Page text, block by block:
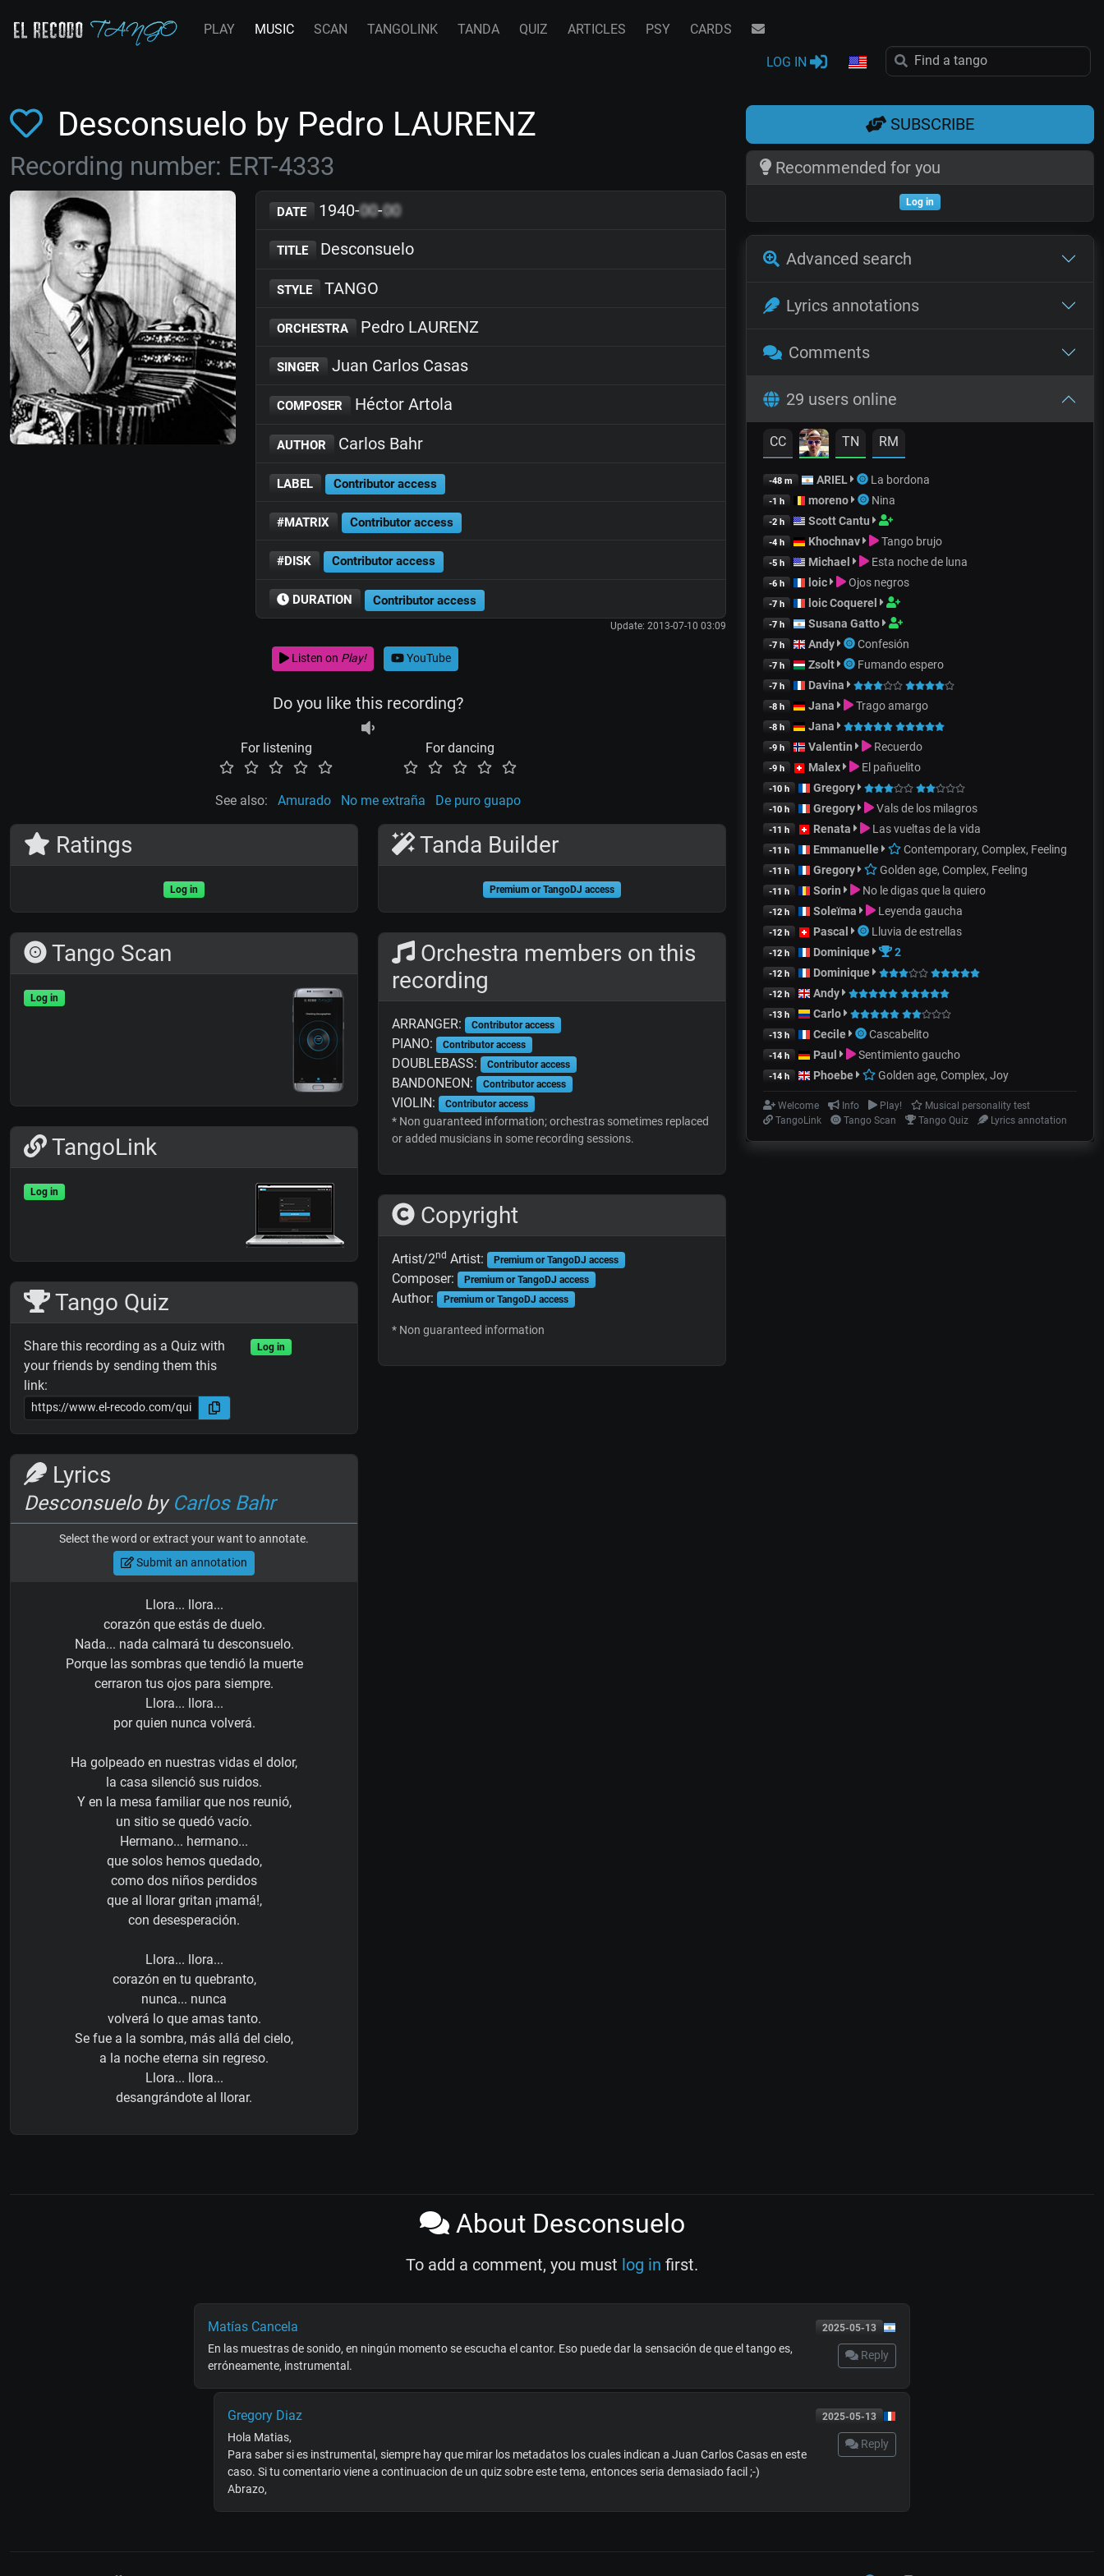
PLAY MUSIC SCAN TANGOLINK TANDA QUIZ ARTICLES PSY CARDS
LOG IN
Desconsuelo by Pedro LAURENZ
Recording number: ERT-4333
DATE 1940-00-00
TITLE Desconsuelo
STYLE TANGO
ORCHESTRA Pedro LAURENZ
SINGER Juan Carlos Casas
COMPOSER Héctor Artola
AUTHOR Carlos Bahr
LABEL Contributor access
#MATRIX Contributor access
#DISK Contributor access
DURATION Contributor access
Update: 2013-07-10 03:09
Listen on Play! YouTube
Do you like this recording?
For listening For dancing
See also: Amurado No me extraña De puro guapo
Ratings
Log in
Tango Scan
Log in
TangoLink
Log in
Tango Quiz
Share this recording as a Quiz with
your friends by sending them this
link:
Log in
Lyrics
Desconsuelo by Carlos Bahr
Select the word or extract your want to annotate.
Submit an annotation
Llora... llora...
corazón que estás de duelo.
Nada... nada calmará tu desconsuelo.
Porque las sombras que tendió la muerte
cerraron tus ojos para siempre.
Llora... llora...
por quien nunca volverá.
Ha golpeado en nuestras vidas el dolor,
la casa silenció sus ruidos.
Y en la mesa familiar que nos reunió,
un sitio se quedó vacío.
Hermano... hermano...
que solos hemos quedado,
como dos niños perdidos
que al llorar gritan ¡mamá!,
con desesperación.
Llora... llora...
corazón en tu quebranto,
nunca... nunca
volverá lo que amas tanto.
Se fue a la sombra, más allá del cielo,
a la noche eterna sin regreso.
Llora... llora...
desangrándote al llorar.
Tanda Builder
Premium or TangoDJ access
Orchestra members on this
recording
ARRANGER: Contributor access
PIANO: Contributor access
DOUBLEBASS: Contributor access
BANDONEON: Contributor access
VIOLIN: Contributor access
* Non guaranteed information; orchestras sometimes replaced
or added musicians in some recording sessions.
Copyright
Artist/2nd Artist: Premium or TangoDJ access
Composer: Premium or TangoDJ access
Author: Premium or TangoDJ access
* Non guaranteed information
SUBSCRIBE
Recommended for you
Log in
Advanced search
Lyrics annotations
Comments
29 users online
CC TN RM
-48 m ARIEL La bordona
-1 h moreno Nina
-2 h Scott Cantu
-4 h Khochnav Tango brujo
-5 h Michael Esta noche de luna
-6 h loic Ojos negros
-7 h loic Coquerel
-7 h Susana Gatto
-7 h Andy Confesión
-7 h Zsolt Fumando espero
-7 h Davina
-8 h Jana Trago amargo
-8 h Jana
-9 h Valentin Recuerdo
-9 h Malex El pañuelito
-10 h Gregory
-10 h Gregory Vals de los milagros
-11 h Renata Las vueltas de la vida
-11 h Emmanuelle Contemporary, Complex, Feeling
-11 h Gregory Golden age, Complex, Feeling
-11 h Sorin No le digas que la quiero
-12 h Soleïma Leyenda gaucha
-12 h Pascal Lluvia de estrellas
-12 h Dominique 2
-12 h Dominique
-12 h Andy
-13 h Carlo
-13 h Cecile Cascabelito
-14 h Paul Sentimiento gaucho
-14 h Phoebe Golden age, Complex, Joy
Welcome Info Play!
Musical personality test
TangoLink
Tango Scan Tango Quiz Lyrics annotation
About Desconsuelo
To add a comment, you must log in first.
2025-05-13
Matías Cancela
Reply
En las muestras de sonido, en ningún momento se escucha el cantor. Eso puede dar la sensación de que el tango es,
erróneamente, instrumental.
2025-05-13
Gregory Diaz
Reply
Hola Matias,
Para saber si es instrumental, siempre hay que mirar los metadatos los cuales indican a Juan Carlos Casas en este
caso. Si tu comentario viene a continuacion de un quiz sobre este tema, entonces seria demasiado facil ;-)
Abrazo,